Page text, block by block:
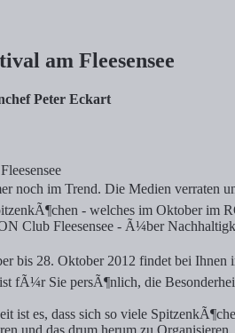
am Fleesensee
Peter Eckart
noch im Trend. Die Medien verraten
- welches im Oktober im
Club Fleesensee - Ã¼ber
bis 28. Oktober 2012 findet bei Ihnen
fÃ¼r Sie persÃ¶nlich, die
ist es, dass sich so viele